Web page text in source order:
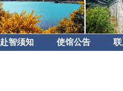
赴智须知 使馆公告